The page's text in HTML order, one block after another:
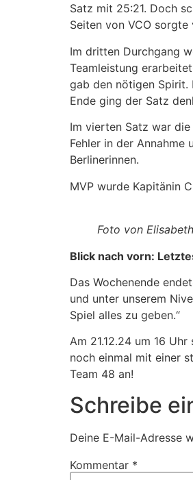
Satz mit 25:21. Doch
Seiten von VCO
Im dritten Durchgang
Teamleistung
gab den nötigen Spirit.
Ende ging der Satz
Im vierten Satz war
Fehler in der
Berlinerinnen.
MVP wurde Kapitänin
Foto von
Blick nach vorn:
Das Wochenende
und unter unserem
Spiel alles zu geben.“
Am 21.12.24 um 16
noch einmal mit einer
Team 48 an!
Schreibe
Deine E-Mail-Adresse
Kommentar *